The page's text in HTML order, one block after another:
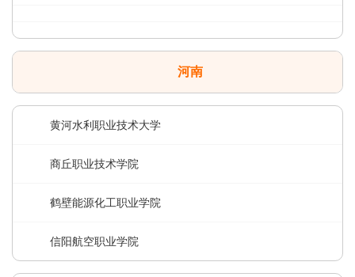
河南
黄河水利职业技术大学
商丘职业技术学院
鹤壁能源化工职业学院
信阳航空职业学院